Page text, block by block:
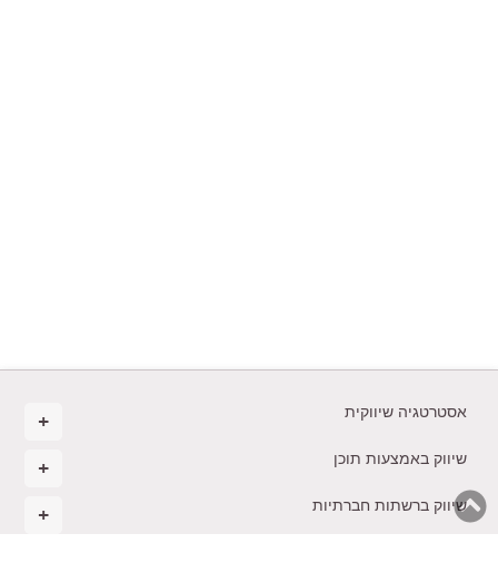
אסטרטגיה שיווקית
שיווק באמצעות תוכן
שיווק ברשתות חברתיות